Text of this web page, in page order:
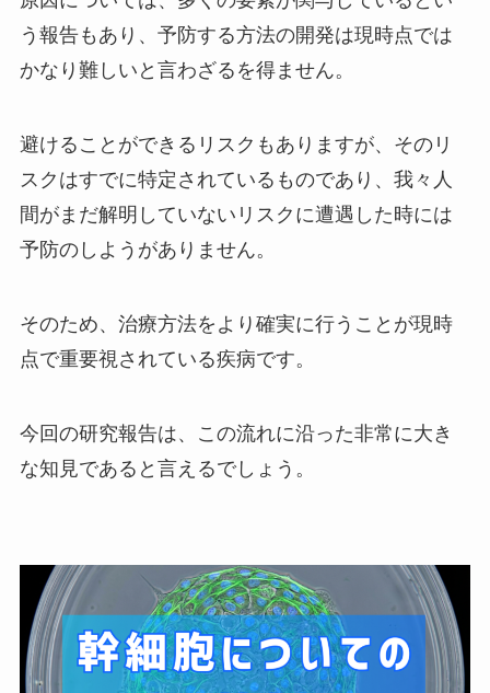
う報告もあり、予防する方法の開発は現時点では
かなり難しいと言わざるを得ません。
避けることができるリスクもありますが、そのリ
スクはすでに特定されているものであり、我々人
間がまだ解明していないリスクに遭遇した時には
予防のしようがありません。
そのため、治療方法をより確実に行うことが現時
点で重要視されている疾病です。
今回の研究報告は、この流れに沿った非常に大き
な知見であると言えるでしょう。